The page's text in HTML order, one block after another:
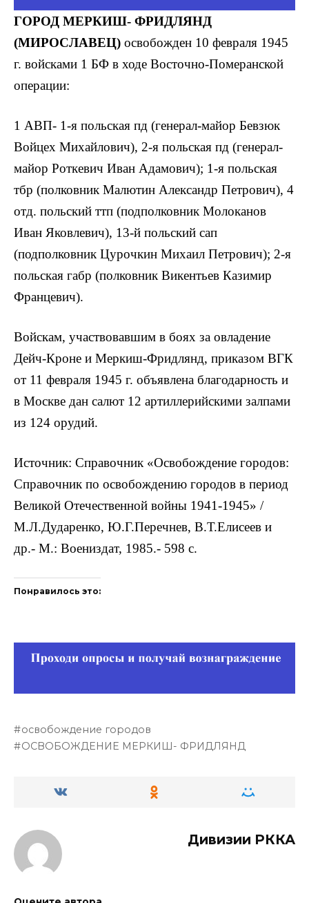
ГОРОД МЕРКИШ- ФРИДЛЯНД
(МИРОСЛАВЕЦ) освобожден 10 февраля 1945
г. войсками 1 БФ в ходе Восточно-Померанской
операции:
1 АВП- 1-я польская пд (генерал-майор Бевзюк
Войцех Михайлович), 2-я польская пд (генерал-
майор Роткевич Иван Адамович); 1-я польская
тбр (полковник Малютин Александр Петрович), 4
отд. польский ттп (подполковник Молоканов
Иван Яковлевич), 13-й польский сап
(подполковник Цурочкин Михаил Петрович); 2-я
польская габр (полковник Викентьев Казимир
Францевич).
Войскам, участвовавшим в боях за овладение
Дейч-Кроне и Меркиш-Фридлянд, приказом ВГК
от 11 февраля 1945 г. объявлена благодарность и
в Москве дан салют 12 артиллерийскими залпами
из 124 орудий.
Источник: Справочник «Освобождение городов:
Справочник по освобождению городов в период
Великой Отечественной войны 1941-1945» /
М.Л.Дударенко, Ю.Г.Перечнев, В.Т.Елисеев и
др.- М.: Воениздат, 1985.- 598 с.
Понравилось это:
освобождение городов
ОСВОБОЖДЕНИЕ МЕРКИШ- ФРИДЛЯНД
Дивизии РККА